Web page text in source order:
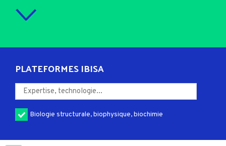
PLATEFORMES IBISA
Biologie structurale, biophysique, biochimie